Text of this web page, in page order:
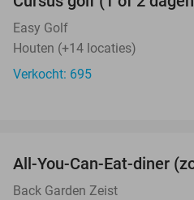
Easy Golf
Houten (+14 locaties)
Verkocht: 695
All-You-Can-Eat-diner
Back Garden Zeist